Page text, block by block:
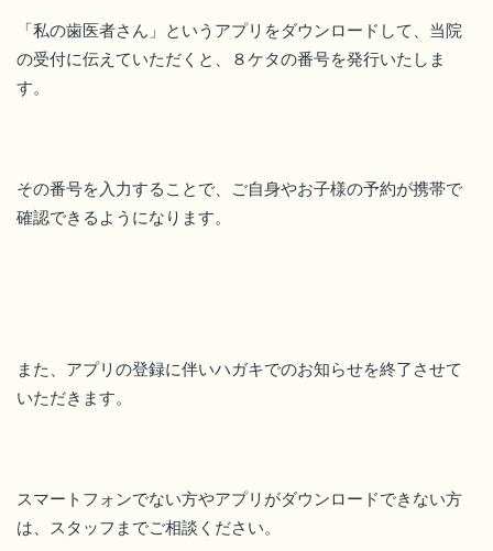
「私の歯医者さん」というアプリをダウンロードして、当院
の受付に伝えていただくと、８ケタの番号を発行いたしま
す。
その番号を入力することで、ご自身やお子様の予約が携帯で
確認できるようになります。
また、アプリの登録に伴いハガキでのお知らせを終了させて
いただきます。
スマートフォンでない方やアプリがダウンロードできない方
は、スタッフまでご相談ください。